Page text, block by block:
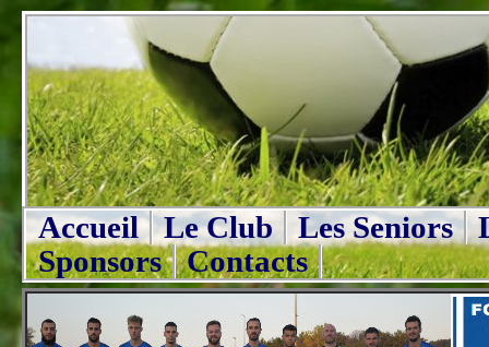
Accueil Le Club Les Seniors
Sponsors
Contacts